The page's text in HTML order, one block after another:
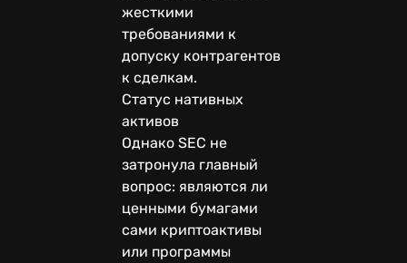
жесткими
требованиями к
допуску контрагентов
к сделкам.
Статус нативных
активов
Однако SEC не
затронула главный
вопрос: являются ли
ценными бумагами
сами криптоактивы
или программы